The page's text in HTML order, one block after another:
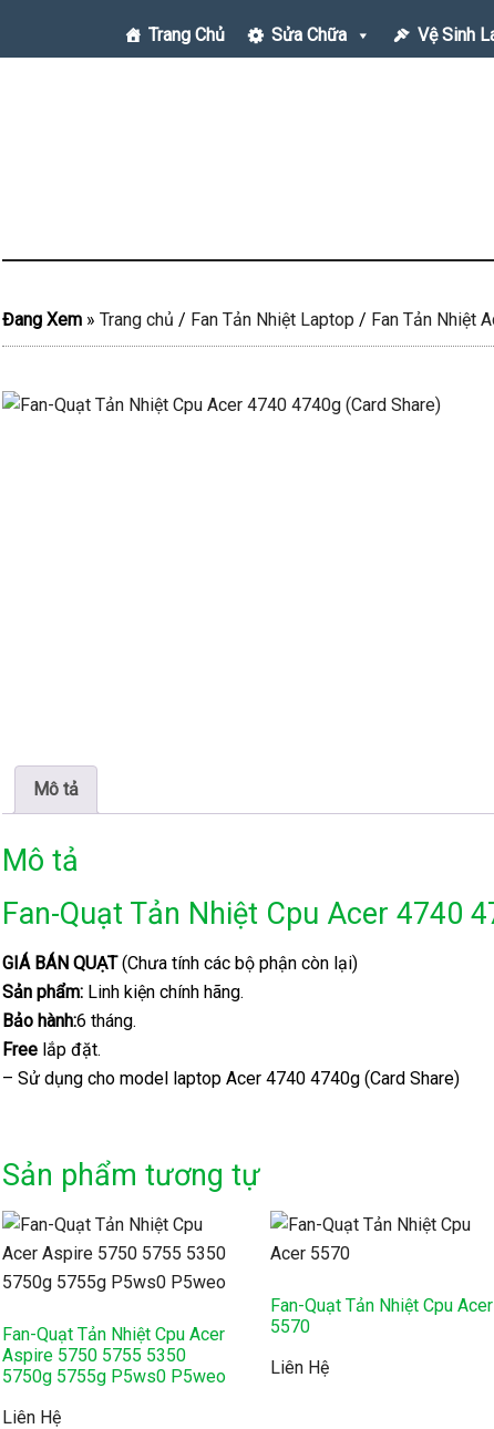
Trang Chủ Sửa Chữa Vệ Sinh
Đang Xem » Trang chủ / Fan Tản Nhiệt Laptop / Fan Tản Nhiệt
Mô tả
Mô tả
Fan-Quạt Tản Nhiệt Cpu Acer 4740
GIÁ BÁN QUẠT(Chưa tính các bộ phận còn lại)
Sản phẩm: Linh kiện chính hãng.
Bảo hành:6 tháng.
Free lắp đặt.
– Sử dụng cho model laptop Acer 4740 4740g (Card Share)
Sản phẩm tương tự
Fan-Quạt Tản Nhiệt Cpu Acer
Aspire 5750 5755 5350
5750g 5755g P5ws0 P5weo
Liên Hệ
Fan-Quạt Tản Nhiệt Cpu Acer
5570
Liên Hệ